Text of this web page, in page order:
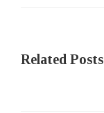
Related Posts